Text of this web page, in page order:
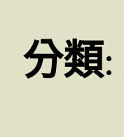
分類: